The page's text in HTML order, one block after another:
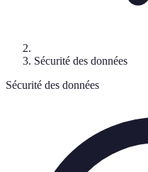
Sécurité des données
Sécurité des données